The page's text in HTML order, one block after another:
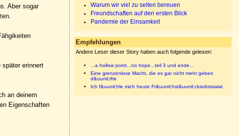
Aber sogar
später erinnert
an deinem
Eigenschaften
Warum wir viel zu selten bereuen
Freundschaften auf den ersten Blick
Pandemie der Einsamkeit
Empfehlungen
Andere Leser dieser Story haben auch folgende gelesen:
...a hollow point...no hope...teil 3 und ende...
Eine grenzenlose Macht, die es gar nicht mehr geben
d&uuml;rfte
Ich f&uuml;hle mich heute Fr&uuml;hst&uuml;cksobstsalat